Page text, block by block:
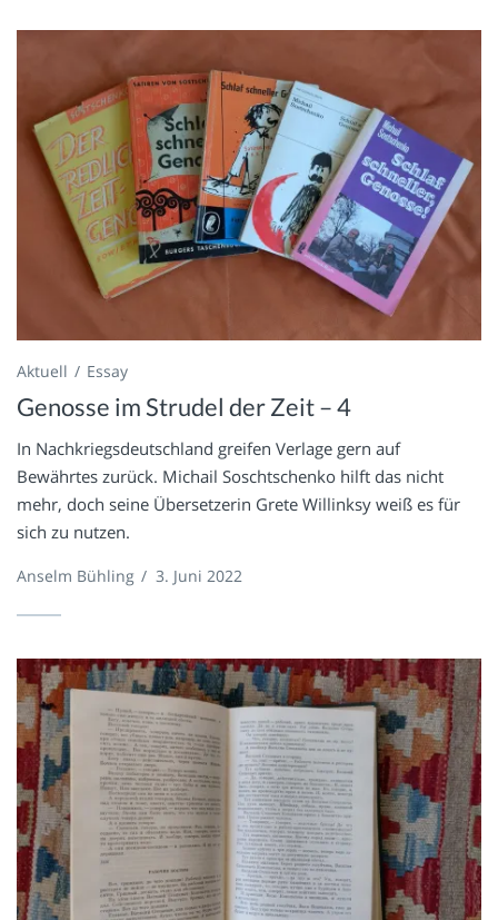
Aktuell Essay
Genosse im Strudel der Zeit – 4
In Nachkriegsdeutschland greifen Verlage gern auf
Bewährtes zurück. Michail Soschtschenko hilft das nicht
mehr, doch seine Übersetzerin Grete Willinksy weiß es für
sich zu nutzen.
Anselm Bühling / 3. Juni 2022